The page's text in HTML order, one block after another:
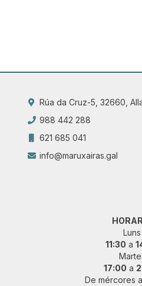
Rúa da Cruz-5, 32660,
988 442 288
621 685 041
info@maruxairas.gal
Luns
11:30 a
17:00 a
De mércores